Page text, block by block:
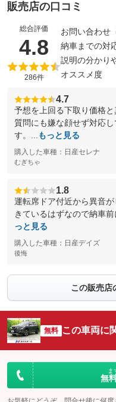
販売店の口コミ
総合評価
4.8 （5点
286件
お問い合わせ
納車までの対
説明の分かり
オススメ度
4.7
予想を上回る下取り価格
質問にも嫌な顔せず対応
す。...
もっと見る
購入した車種：日産セレナ
むぎちゃ
1.8
運転席ドア付近から異音
きているはずなので納車
っと見る
購入した車種：日産デイズ
後悔
この販売店
無料 この車両に
ま
無